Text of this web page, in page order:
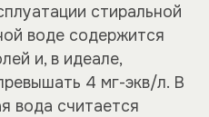
стиральной
воде содержится
и, в идеале,
4 мг-экв/л. В
вода считается